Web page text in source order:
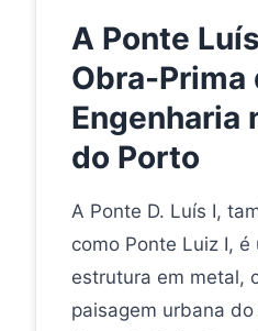
A Ponte
Obra-Prima
Engenharia
do Porto
A Ponte D. Luís I,
como Ponte Luiz I, é
estrutura em metal,
paisagem urbana